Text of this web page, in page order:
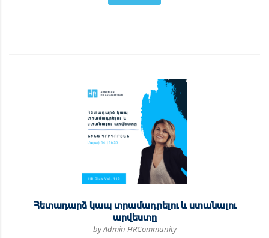
Հետադարձ կապ տրամադրելու և ստանալու
արվեստը
by Admin HRCommunity